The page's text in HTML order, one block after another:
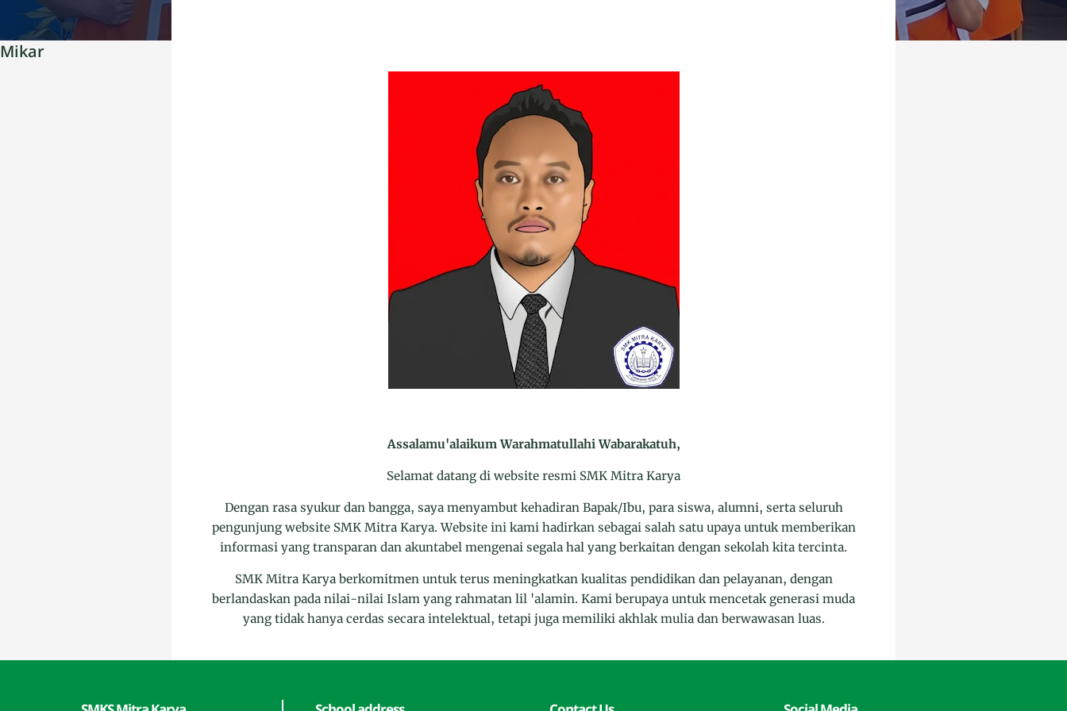
Mikar
Assalamu'alaikum Warahmatullahi Wabarakatuh,
Selamat datang di website resmi SMK Mitra Karya
Dengan rasa syukur dan bangga, saya menyambut kehadiran Bapak/Ibu, para siswa, alumni, serta seluruh
pengunjung website SMK Mitra Karya. Website ini kami hadirkan sebagai salah satu upaya untuk memberikan
informasi yang transparan dan akuntabel mengenai segala hal yang berkaitan dengan sekolah kita tercinta.
SMK Mitra Karya berkomitmen untuk terus meningkatkan kualitas pendidikan dan pelayanan, dengan
berlandaskan pada nilai-nilai Islam yang rahmatan lil 'alamin. Kami berupaya untuk mencetak generasi muda
yang tidak hanya cerdas secara intelektual, tetapi juga memiliki akhlak mulia dan berwawasan luas.